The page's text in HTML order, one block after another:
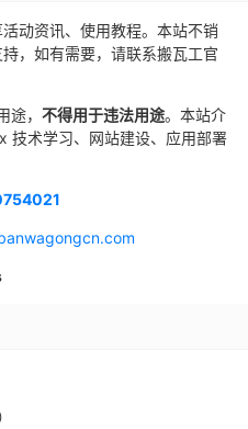
活动资讯、使用教程。本站不销
，如有需要，请联系搬瓦工官
， 不得用于违法用途。本站介
技术学习、网站建设、应用部署